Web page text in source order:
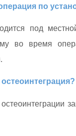
по
под
во время